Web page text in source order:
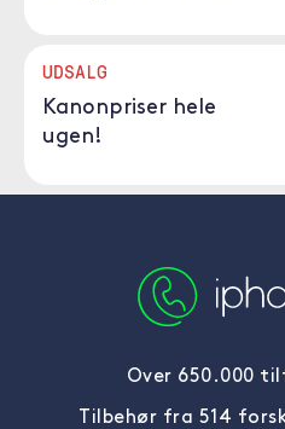
UDSALG
Kanonpriser hele
ugen!
Over 650.000
Tilbehør fra 514